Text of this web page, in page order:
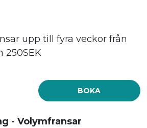
upp till fyra veckor från
250SEK
BOKA
- Volymfransar